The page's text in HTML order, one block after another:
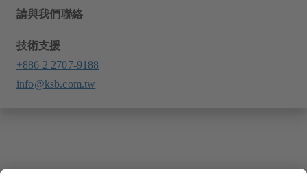
請與我們聯絡
技術支援
+886 2 2707-9188
info@ksb.com.tw